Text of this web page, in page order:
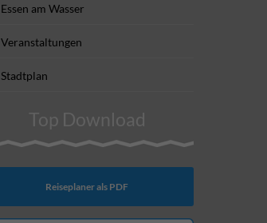
Essen am Wasser
Veranstaltungen
Stadtplan
Top Download
Reiseplaner als PDF